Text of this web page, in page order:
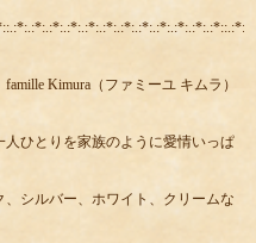
Kimura（ファミーユ キムラ）
人ひとりを家族のように愛情いっぱ
シルバー、ホワイト、クリームな